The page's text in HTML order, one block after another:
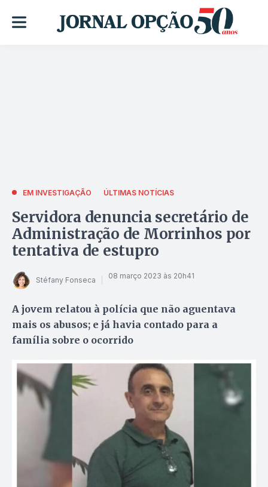
EM INVESTIGAÇÃO ÚLTIMAS NOTÍCIAS
Servidora denuncia secretário de
Administração de Morrinhos por
tentativa de estupro
Stéfany Fonseca 08 março 2023 às 20h41
A jovem relatou à polícia que não aguentava
mais os abusos; e já havia contado para a
família sobre o ocorrido